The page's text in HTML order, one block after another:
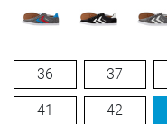
36 37
41 42